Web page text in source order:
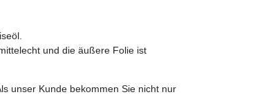
und die äußere Folie ist
unser Kunde bekommen Sie nicht nur